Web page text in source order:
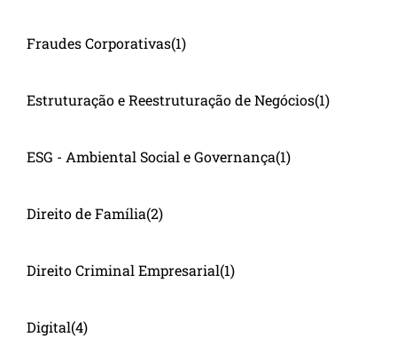
Fraudes Corporativas(1)
Estruturação e Reestruturação de Negócios(1)
ESG - Ambiental Social e Governança(1)
Direito de Família(2)
Direito Criminal Empresarial(1)
Digital(4)